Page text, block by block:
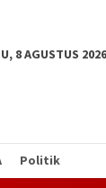
8 AGUSTUS 2026
Politik